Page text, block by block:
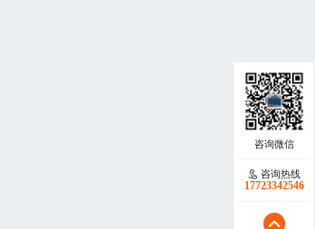
咨询热线
17723342546